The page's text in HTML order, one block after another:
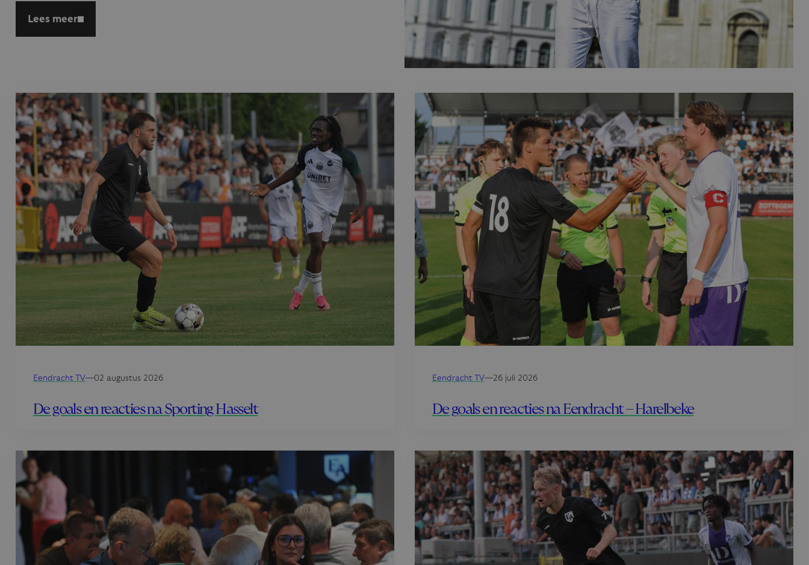
Lees meer
Eendracht TV—02 augustus 2026
De goals en reacties na Sporting Hasselt
Eendracht TV—26 juli 2026
De goals en reacties na Eendracht – Harelbeke